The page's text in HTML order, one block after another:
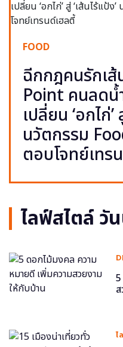
FOOD
ฉีกกฎคนรักเ
Point คนลดน้
เปลี่ยน ‘อกไก่’
นวัตกรรม
ตอบโจทย์เทร
ไลฟ์สไตล์ วั
ไ